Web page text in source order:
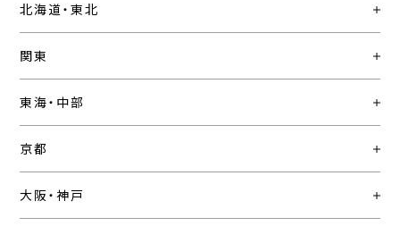
北海道・東北
関東
東海・中部
京都
大阪・神戸